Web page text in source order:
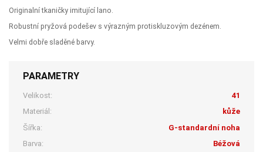
Originalní tkaničky imitující lano.
Robustní pryžová podešev s výrazným protiskluzovým dezénem.
Velmi dobře sladěné barvy.
PARAMETRY
Velikost:
41
Materiál:
kůže
Šířka:
G-standardní noha
Barva:
Béžová